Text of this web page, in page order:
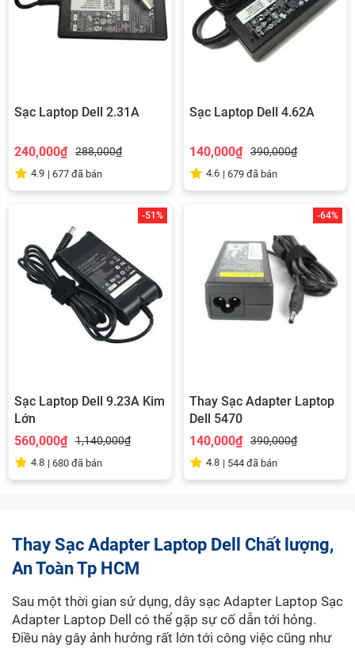
Sạc Laptop Dell 2.31A
240,000₫ 288,000₫
4.9 | 677 đã bán
Sạc Laptop Dell 4.62A
140,000₫ 390,000₫
4.6 | 679 đã bán
-51%
Sạc Laptop Dell 9.23A Kim
Lớn
560,000₫
1,140,000₫
4.8 | 680 đã bán
-64%
Thay Sạc Adapter Laptop
Dell 5470
140,000₫
390,000₫
4.8 | 544 đã bán
Thay Sạc Adapter Laptop Dell Chất lượng,
An Toàn Tp HCM
Sau một thời gian sử dụng, dây sạc Adapter Laptop Sạc
Adapter Laptop Dell có thể gặp sự cố dẫn tới hỏng.
Điều này gây ảnh hưởng rất lớn tới công việc cũng như